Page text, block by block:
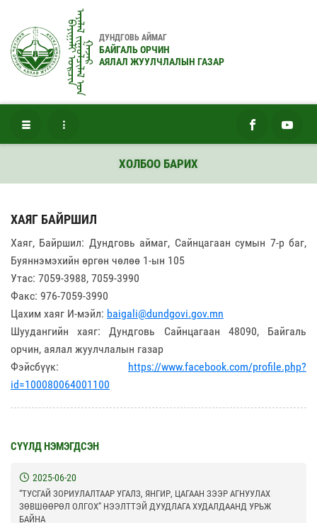
ᠪᠠᠶᠢᠭᠠᠯᠢ ᠣᠷᠴᠢᠨᠠᠶᠠᠯᠠᠯ ᠵᠢᠭᠤᠯᠴᠢᠯᠠᠯ ᠤ᠋ᠨᠭᠠᠵᠠᠷ
ДУНДГОВЬ АЙМАГ
БАЙГАЛЬ ОРЧИН
АЯЛАЛ ЖУУЛЧЛАЛЫН ГАЗАР
ХОЛБОО БАРИХ
ХАЯГ БАЙРШИЛ
Хаяг, Байршил: Дундговь аймаг, Сайнцагаан сумын 7-р баг,
Буяннэмэхийн өргөн чөлөө 1-ын 105
Утас: 7059-3988, 7059-3990
Факс: 976-7059-3990
Цахим хаяг И-мэйл: baigali@dundgovi.gov.mn
Шуудангийн хаяг: Дундговь Сайнцагаан 48090, Байгаль
орчин, аялал жуулчлалын газар
Фэйсбүүк: https://www.facebook.com/profile.php?
id=100080064001100
СҮҮЛД НЭМЭГДСЭН
2025-06-20
“ТУСГАЙ ЗОРИУЛАЛТААР УГАЛЗ, ЯНГИР, ЦАГААН ЗЭЭР АГНУУЛАХ
ЗӨВШӨӨРӨЛ ОЛГОХ” НЭЭЛТТЭЙ ДУУДЛАГА ХУДАЛДААНД УРЬЖ
БАЙНА